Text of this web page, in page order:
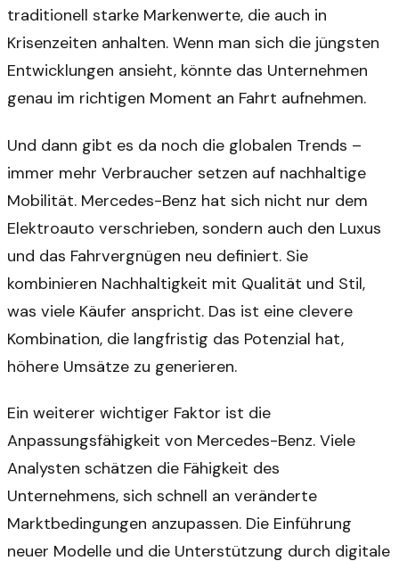
traditionell starke Markenwerte, die auch in
Krisenzeiten anhalten. Wenn man sich die jüngsten
Entwicklungen ansieht, könnte das Unternehmen
genau im richtigen Moment an Fahrt aufnehmen.
Und dann gibt es da noch die globalen Trends –
immer mehr Verbraucher setzen auf nachhaltige
Mobilität. Mercedes-Benz hat sich nicht nur dem
Elektroauto verschrieben, sondern auch den Luxus
und das Fahrvergnügen neu definiert. Sie
kombinieren Nachhaltigkeit mit Qualität und Stil,
was viele Käufer anspricht. Das ist eine clevere
Kombination, die langfristig das Potenzial hat,
höhere Umsätze zu generieren.
Ein weiterer wichtiger Faktor ist die
Anpassungsfähigkeit von Mercedes-Benz. Viele
Analysten schätzen die Fähigkeit des
Unternehmens, sich schnell an veränderte
Marktbedingungen anzupassen. Die Einführung
neuer Modelle und die Unterstützung durch digitale